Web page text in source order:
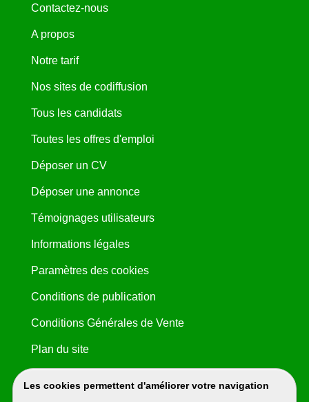
Les cookies permettent d'améliorer votre navigation
Contactez-nous
A propos
Notre tarif
Nos sites de codiffusion
Tous les candidats
Toutes les offres d'emploi
Déposer un CV
Déposer une annonce
Témoignages utilisateurs
Informations légales
Paramètres des cookies
Conditions de publication
Conditions Générales de Vente
Plan du site